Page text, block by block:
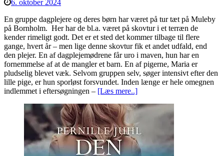
6. oktober 2024
En gruppe dagplejere og deres børn har været på tur tæt på Muleby
på Bornholm. Her har de bl.a. været på skovtur i et terræn de
kender rimeligt godt. Det er et sted det kommer tilbage til flere
gange, hvert år – men lige denne skovtur fik et andet udfald, end
den plejer. En af dagplejemødrene får uro i maven, hun har en
fornemmelse af at de mangler et barn. En af pigerne, Maria er
pludselig blevet væk. Selvom gruppen selv, søger intensivt efter den
lille pige, er hun sporløst forsvundet. Inden længe er hele omegnen
indlemmet i eftersøgningen – [Læs mere..]